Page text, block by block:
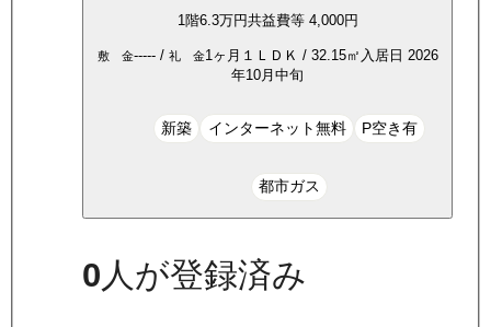
1階6.3万円共益費等 4,000円
敷 金-----/ 礼 金1ヶ月 １ＬＤＫ / 32.15㎡ 入居日 2026
年10月中旬
新築 インターネット無料 P空き有
都市ガス
0人が登録済み